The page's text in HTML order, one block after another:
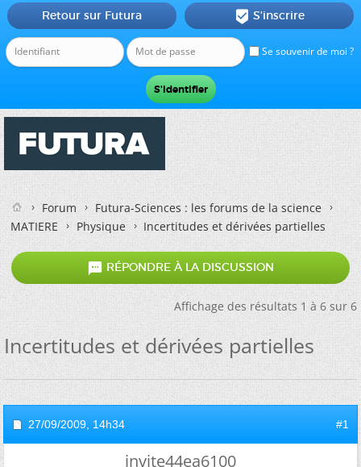
Se souvenir de moi ?
Retour sur Futura  S'inscrire
Forum
Futura-Sciences : les forums de la science
MATIERE
Physique Incertitudes et dérivées partielles
 RÉPONDRE À LA DISCUSSION
Affichage des résultats 1 à 6 sur 6
Incertitudes et dérivées partielles
27/09/2009, 14h34 #1
invite44ea6100